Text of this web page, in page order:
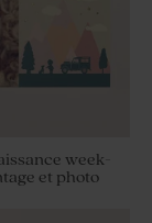
week-
et photo